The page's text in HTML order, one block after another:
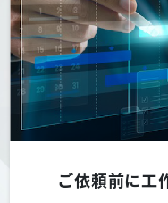
ご依頼前に工